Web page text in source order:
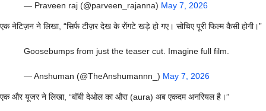
— Praveen raj (@parveen_rajanna) May 7, 2026
एक नेटिज़न ने लिखा, “सिर्फ टीज़र देख के रोंगटे खड़े हो गए। सोचिए पूरी फिल्म कैसी होगी।”
Goosebumps from just the teaser cut. Imagine full film.
— Anshuman (@TheAnshumannn_) May 7, 2026
एक और यूजर ने लिखा, “बॉबी देओल का औरा (aura) अब एकदम अनरियल है।”